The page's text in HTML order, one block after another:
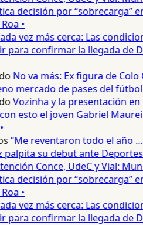
decisión por “sobrecarga”
•
vez más cerca: Las
para confirmar la llegada de
No va más: Ex figura de Colo
mercado de pases del fútbol
Vozinha y la presentación en
esto el joven Gabriel
“Me reventaron todo el año
su debut ante Deportes
Conce, UdeC y Vial:
decisión por “sobrecarga”
•
vez más cerca: Las
para confirmar la llegada de